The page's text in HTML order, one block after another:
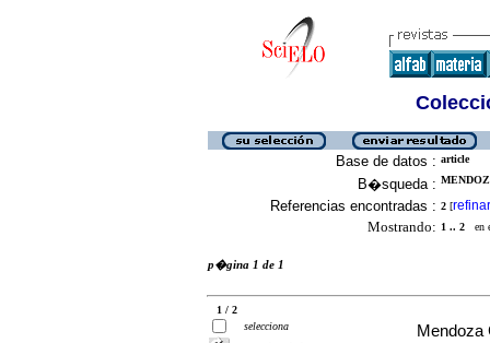
Base de datos : article
B�squeda :
Referencias encontradas : 2 [refinar
Mostrando: 1 .. 2 en
p�gina 1 de 1
1 / 2
selecciona